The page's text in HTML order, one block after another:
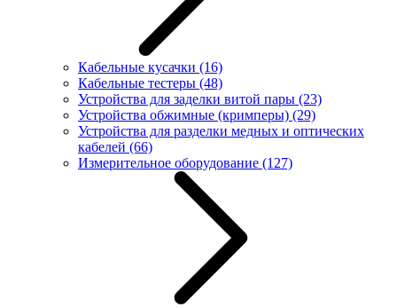
Кабельные кусачки (16)
Кабельные тестеры (48)
Устройства для заделки витой пары (23)
Устройства обжимные (кримперы) (29)
Устройства для разделки медных и оптических
кабелей (66)
Измерительное оборудование (127)